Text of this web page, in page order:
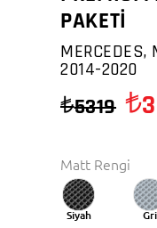
PAKETİ
MERCEDES,
2014-2020
5319
Matt Rengi
Siyah Gri